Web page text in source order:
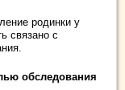
родинки у
связано с
обследования